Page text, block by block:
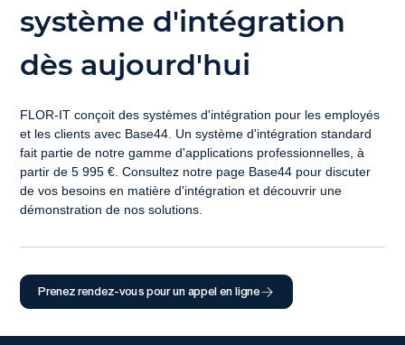
système d'intégration
dès aujourd'hui
FLOR-IT conçoit des systèmes d'intégration pour les employés
et les clients avec Base44. Un système d'intégration standard
fait partie de notre gamme d'applications professionnelles, à
partir de 5 995 €. Consultez notre page Base44 pour discuter
de vos besoins en matière d'intégration et découvrir une
démonstration de nos solutions.
Prenez rendez-vous pour un appel en ligne